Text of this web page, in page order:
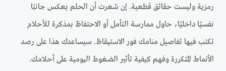
رمزية وليست حقائق قطعية. إن شعرت أن الحلم يعكس جانبًا
نفسيًا داخليًا، حاول ممارسة التأمل أو الاحتفاظ بمذكرة للأحلام
تكتب فيها تفاصيل منامك فور الاستيقاظ. سيساعدك هذا على رصد
الأنماط المتكررة وفهم كيفية تأثير الضغوط اليومية على أحلامك.